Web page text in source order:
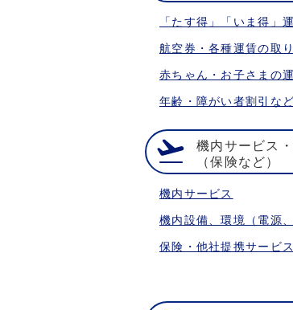
「たす得」「いま得」
航空券・各種運賃の取
赤ちゃん・お子さまの
年齢・障がい者割引な
機内サービス
（保険など）
機内サービス
機内設備、環境（電源
保険・他社提携サービス